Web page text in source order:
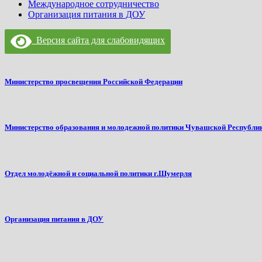
Международное сотрудничество
Организация питания в ДОУ
Версия сайта для слабовидящих
Министерство просвещения Российской Федерации
Министерство образования и молодежной политики Чувашской
Отдел молодёжной и социальной политики г.Шумерля
Организация питания в ДОУ